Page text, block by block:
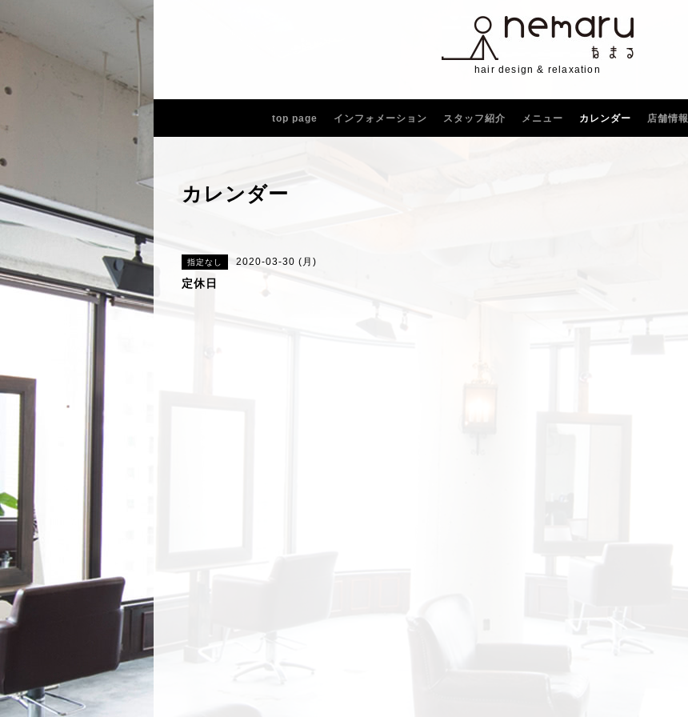
hair design & relaxation
top page インフォメーション スタッフ紹介 メニュー カレンダー 店舗情報
カレンダー
指定なし 2020-03-30 (月)
定休日